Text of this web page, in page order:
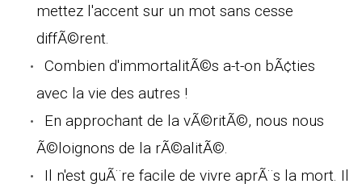
mettez l'accent sur un mot sans cesse
diffÃ©rent.
Combien d'immortalitÃ©s a-t-on bÃ¢ties
avec la vie des autres !
En approchant de la vÃ©ritÃ©, nous nous
Ã©loignons de la rÃ©alitÃ©.
Il n'est guÃ¨re facile de vivre aprÃ¨s la mort. Il